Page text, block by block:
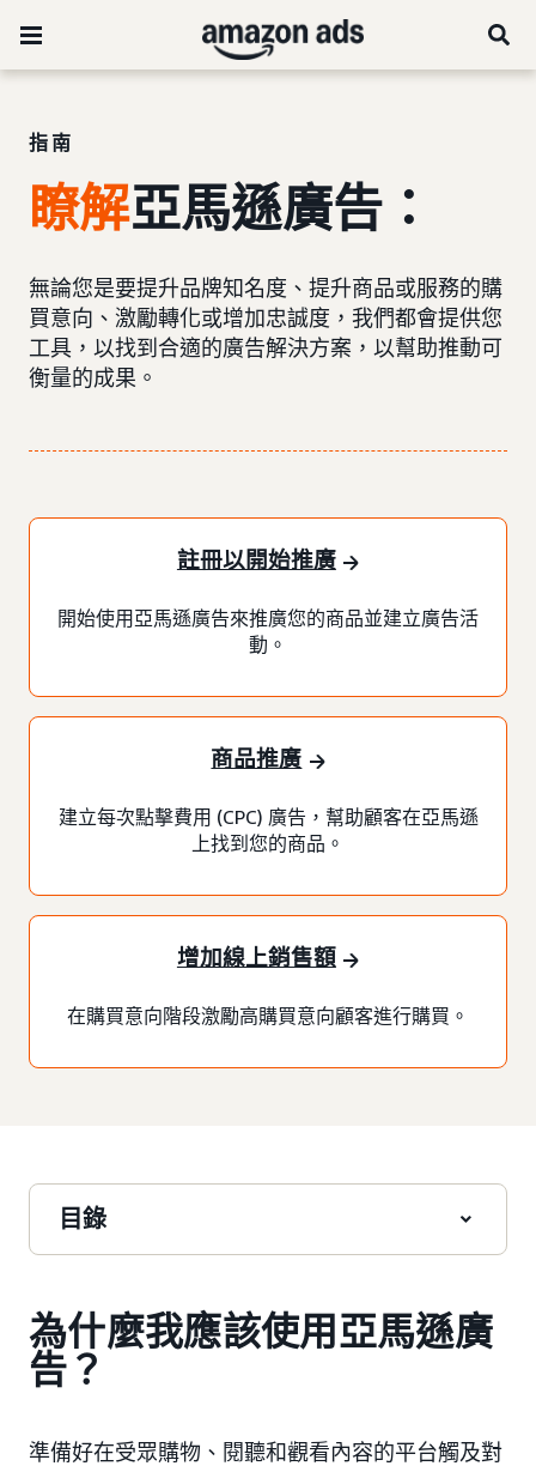
指南
瞭解亞馬遜廣告：
無論您是要提升品牌知名度、提升商品或服務的購
買意向、激勵轉化或增加忠誠度，我們都會提供您
工具，以找到合適的廣告解決方案，以幫助推動可
衡量的成果。
註冊以開始推廣
開始使用亞馬遜廣告來推廣您的商品並建立廣告活
動。
商品推廣
建立每次點擊費用 (CPC) 廣告，幫助顧客在亞馬遜
上找到您的商品。
增加線上銷售額
在購買意向階段激勵高購買意向顧客進行購買。
目錄
為什麼我應該使用亞馬遜廣
告？
準備好在受眾購物、閱聽和觀看內容的平台觸及對